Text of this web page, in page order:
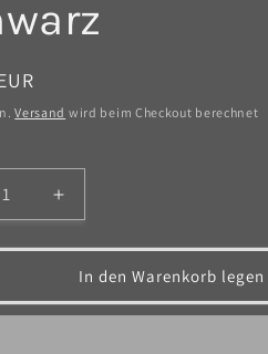
Versand wird beim Checkout berechnet
Erhöhe
die
Menge
für
TOWER
Drehbare
In den Warenkorb legen